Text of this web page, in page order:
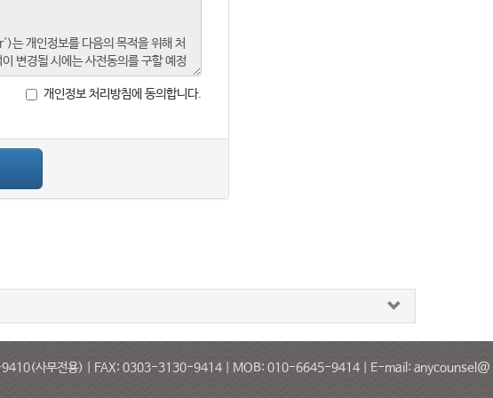
개인정보 처리방침에 동의합니다.
9410(사무전용) | FAX: 0303-3130-9414 | MOB: 010-6645-9414 | E-mail: anycounsel@